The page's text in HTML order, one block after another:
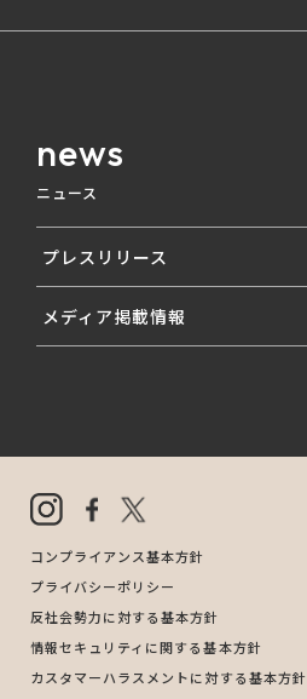
news
ニュース
プレスリリース
メディア掲載情報
コンプライアンス基本方針
プライバシーポリシー
反社会勢力に対する基本方針
情報セキュリティに関する基本方針
カスタマーハラスメントに対する基本方針